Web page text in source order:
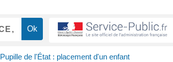
Pupille de l'État : placement d'un enfant